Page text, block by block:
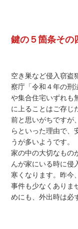
鍵の５箇条その
空き巣など侵入窃盗
察庁「令和４年の刑
や集合住宅いずれも
に上ることはご存じ
前と思いがちですが
らといった理由で、
うが多いようです。
家の中の大切なもの
んが家にいる時に侵
寒くなります。昨今
事件も少なくありま
めにも、外出時は必